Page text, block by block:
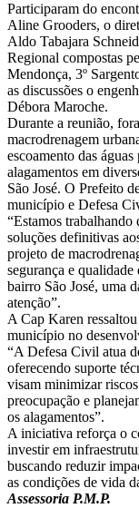
Participaram do
Aline Grooders, o
Aldo Tabajara
Regional compostas
Mendonça, 3º
as discussões o
Débora Maroche.
Durante a reunião,
macrodrenagem
escoamento das
alagamentos em
São José. O Prefeito
município e Defesa
“Estamos trabalhando
soluções definitivas
projeto de
segurança e
bairro São José, uma
atenção”.
A Cap Karen
município no
“A Defesa Civil atua
oferecendo suporte
visam minimizar
preocupação e
os alagamentos”.
A iniciativa reforça o
investir em
buscando reduzir
as condições de vida
Assessoria P.M.P.